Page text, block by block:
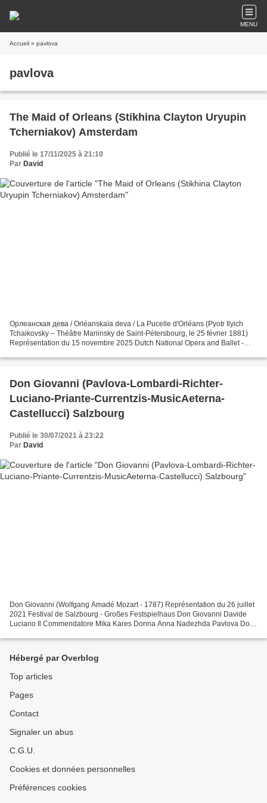
MENU
Accueil » pavlova
pavlova
The Maid of Orleans (Stikhina Clayton Uryupin
Tcherniakov) Amsterdam
Publié le 17/11/2025 à 21:10
Par David
Орлеанская дева / Orléanskaïa deva / La Pucelle d'Orléans (Pyotr Ilyich
Tchaikovsky – Théâtre Mariinsky de Saint-Pétersbourg, le 25 février 1881)
Représentation du 15 novembre 2025 Dutch National Opera and Ballet -
Don Giovanni (Pavlova-Lombardi-Richter-
Luciano-Priante-Currentzis-MusicAeterna-
Castellucci) Salzbourg
Publié le 30/07/2021 à 23:22
Par David
Don Giovanni (Wolfgang Amadé Mozart - 1787) Représentation du 26 juillet
2021 Festival de Salzbourg - Großes Festspielhaus Don Giovanni Davide
Luciano Il Commendatore Mika Kares Donna Anna Nadezhda Pavlova Don
Hébergé par Overblog
Top articles
Pages
Contact
Signaler un abus
C.G.U.
Cookies et données personnelles
Préférences cookies